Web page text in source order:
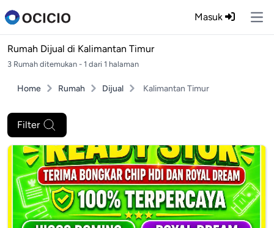
Masuk
Rumah Dijual di Kalimantan Timur
3 Rumah ditemukan - 1 dari 1 halaman
Home Rumah Dijual Kalimantan Timur
Filter